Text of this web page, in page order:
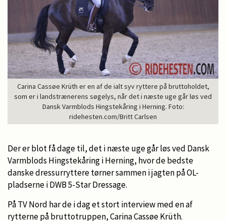
Carina Cassøe Krüth er en af de ialt syv ryttere på bruttoholdet,
som er i landstrænerens søgelys, når det i næste uge går løs ved
Dansk Varmblods Hingstekåring i Herning. Foto:
ridehesten.com/Britt Carlsen
Der er blot få dage til, det i næste uge går løs ved Dansk
Varmblods Hingstekåring i Herning, hvor de bedste
danske dressurryttere tørner sammen i jagten på OL-
pladserne i DWB 5-Star Dressage.
På TV Nord har de i dag et stort interview med en af
rytterne på bruttotruppen, Carina Cassøe Krüth.